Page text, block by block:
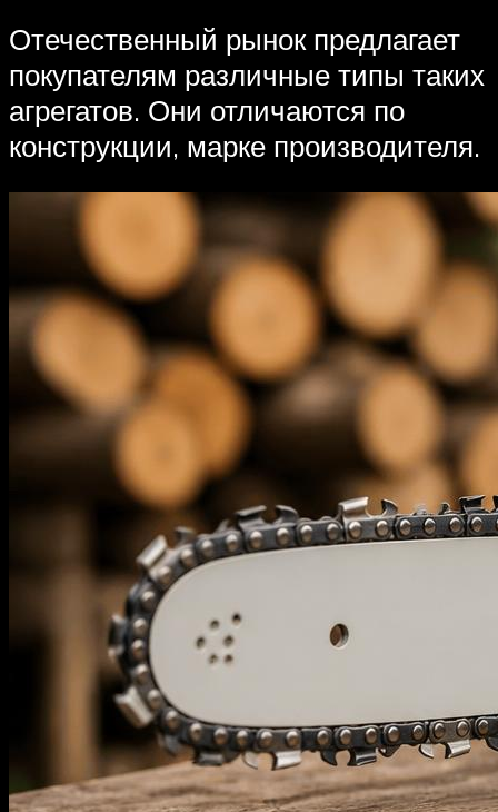
Отечественный рынок предлагает
покупателям различные типы таких
агрегатов. Они отличаются по
конструкции, марке производителя.